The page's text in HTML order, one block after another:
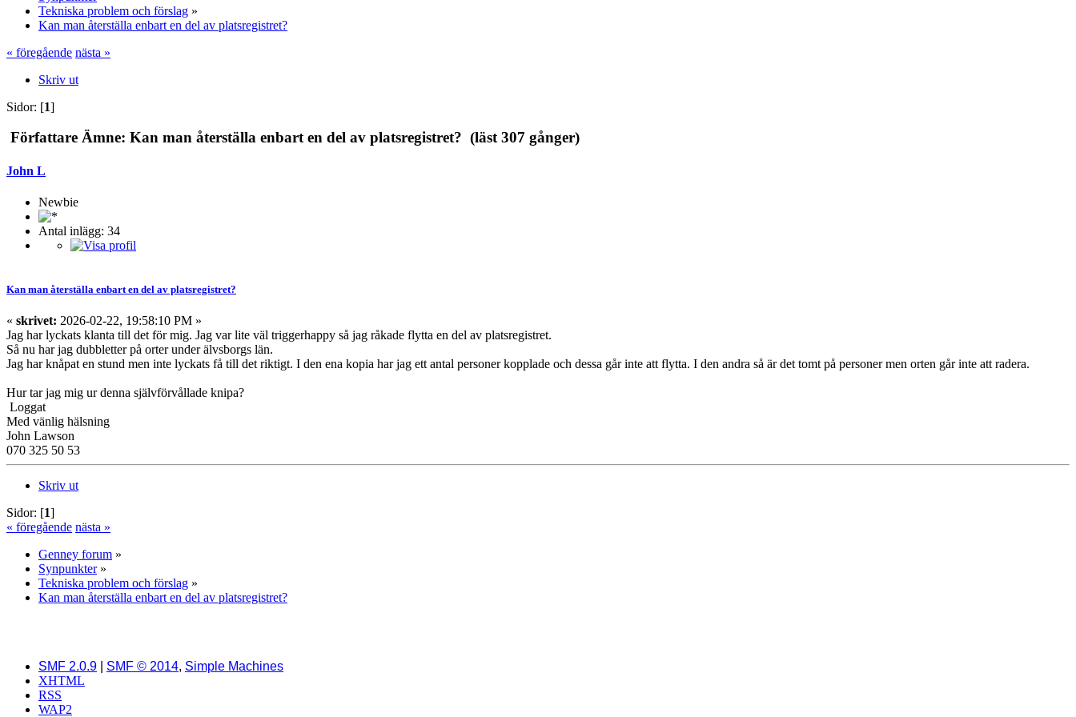
Tekniska problem och förslag »
Kan man återställa enbart en del av platsregistret?
« föregående nästa »
Skriv ut
Sidor: [1]
Författare Ämne: Kan man återställa enbart en del av platsregistret? (läst 307 gånger)
John L
Newbie
Antal inlägg: 34
Kan man återställa enbart en del av platsregistret?
« skrivet: 2026-02-22, 19:58:10 PM »
Jag har lyckats klanta till det för mig. Jag var lite väl triggerhappy så jag råkade flytta en del av platsregistret.
Så nu har jag dubbletter på orter under älvsborgs län.
Jag har knåpat en stund men inte lyckats få till det riktigt. I den ena kopia har jag ett antal personer kopplade och dessa går inte att flytta. I den andra så är det tomt på personer men orten går inte att radera.
Hur tar jag mig ur denna självförvållade knipa?
Loggat
Med vänlig hälsning
John Lawson
070 325 50 53
Skriv ut
Sidor: [1]
« föregående nästa »
Genney forum »
Synpunkter»
Tekniska problem och förslag »
Kan man återställa enbart en del av platsregistret?
SMF 2.0.9 SMF © 2014, Simple Machines
XHTML
RSS
WAP2